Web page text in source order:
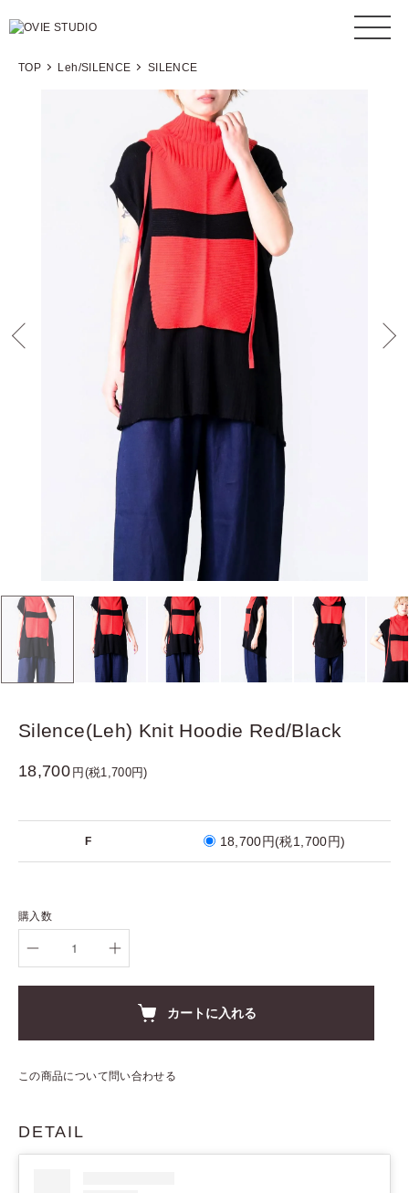
TOP Leh/SILENCE SILENCE
Silence(Leh) Knit Hoodie Red/Black
18,700 円(税1,700円)
F 18,700円(税1,700円)
購入数
カートに入れる
この商品について問い合わせる
DETAIL